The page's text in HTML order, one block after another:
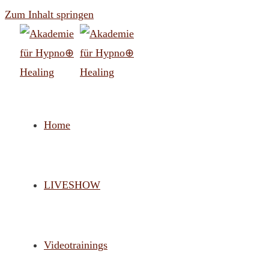
Zum Inhalt springen
Home
LIVESHOW
Videotrainings